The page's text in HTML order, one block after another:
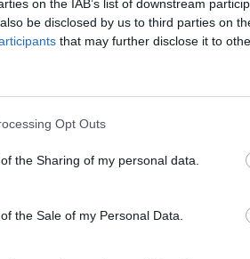
on the IAB’s list of downstream
be disclosed by us to third parties on
that may further disclose it to
Opt Outs
the Sharing of my personal data.
the Sale of my Personal Data.